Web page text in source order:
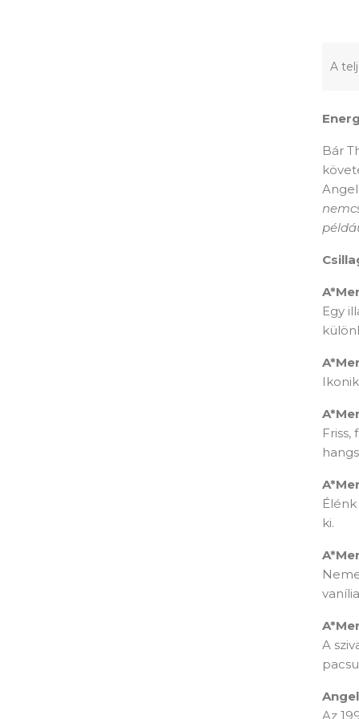
A
Bár
Egy
ki.
A
Az